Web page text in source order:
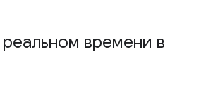
времени в